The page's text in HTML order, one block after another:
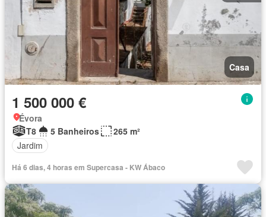
Casa
1 500 000 €
Évora
T8
5 Banheiros
265 m²
Jardim
Há 6 dias, 4 horas em Supercasa - KW Ábaco